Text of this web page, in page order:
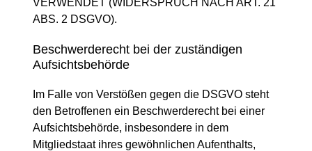
VERWENDET (WIDERSPRUCH NACH ART. 21
ABS. 2 DSGVO).
Beschwerde­recht bei der zuständigen
Aufsichts­behörde
Im Falle von Verstößen gegen die DSGVO steht
den Betroffenen ein Beschwerderecht bei einer
Aufsichtsbehörde, insbesondere in dem
Mitgliedstaat ihres gewöhnlichen Aufenthalts,